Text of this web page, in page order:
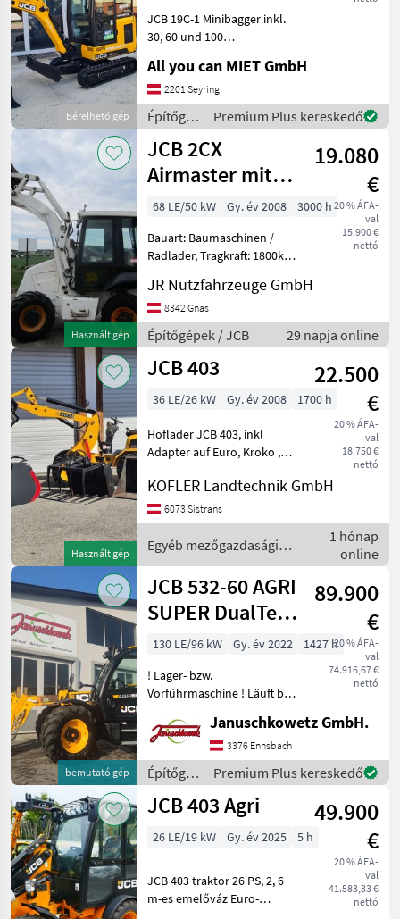
Bérelhető gép
JCB 19C-1 Minibagger inkl.
30, 60 und 100
Minibagger 19C-1 Daten:
Mini Bagger JCB
Eigengewicht 1, 94t
Transportbreite 1, 0m
Grabtiefe 2, 81
All you can MIET GmbH
2201 Seyring
Építőgépek
/ JCB
Premium Plus kereskedő
Használt gép
JCB 2CX
Airmaster mit
Schaufel +
Luftkompressor
19.080
€
20 % ÁFA-
val
15.900 €
nettó
68 LE/50 kW Gy. év 2008
3000 h
Bauart: Baumaschinen /
Radlader, Tragkraft: 1800kg,
Ventil, Heizung, Vollkabine,
Beschreibung: JCB 2CX
Airmaster -- Baujahr 2008 --
3000 Betr
JR Nutzfahrzeuge GmbH
8342 Gnas
Építőgépek / JCB 29 napja online
Használt gép
JCB 403
22.500
€
20 % ÁFA-
val
18.750 €
nettó
36 LE/26 kW Gy. év 2008 1700 h
Hoflader JCB 403, inkl
Adapter auf Euro, Kroko ,
Palettengabel ,
Leichgutschaufel Pót-
hidraulikakör, Gyorsváltó-
keretek Egyéb
KOFLER Landtechnik GmbH
6073 Sistrans
Egyéb mezőgazdasági
erőgépek / JCB
1 hónap
online
bemutató gép
JCB 532-60 AGRI
SUPER DualTec
VT
Teleskoplader
89.900
€
20 % ÁFA-
val
74.916,67 €
nettó
130 LE/96 kW Gy. év 2022
1427 h
! Lager- bzw.
Vorführmaschine ! Läuft bei
VT JCB‐DualTech‐Getriebe
(stufenlos) mit einem
Kegelradgetriebe und
einem mechanischen Lastsc
Januschkowetz GmbH.
3376 Ennsbach
Építőgépek
/ JCB
Premium Plus kereskedő
JCB 403 Agri
49.900
€
20 % ÁFA-
val
41.583,33 €
nettó
26 LE/19 kW Gy. év 2025 5 h
JCB 403 traktor 26 PS, 2, 6
m-es emelőváz Euro-